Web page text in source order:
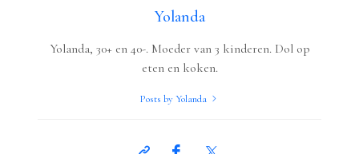
Yolanda
Yolanda, 30+ en 40-. Moeder van 3 kinderen. Dol op
eten en koken.
Posts by Yolanda